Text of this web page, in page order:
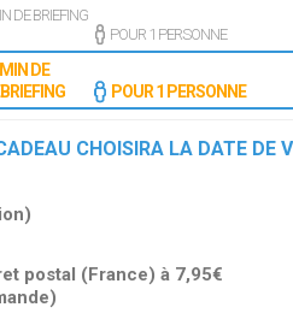
DE BRIEFING
POUR 1 PERSONNE
DE
POUR 1 PERSONNE
CHOISIRA LA DATE DE
postal (France) à 7,95€